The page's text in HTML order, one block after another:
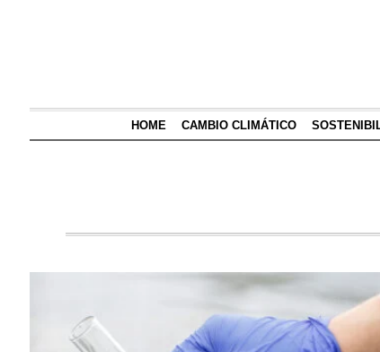
HOME CAMBIO CLIMÁTICO